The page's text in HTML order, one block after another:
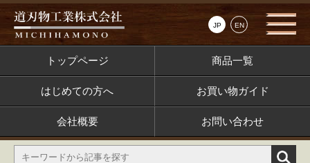
JP EN
トップページ 商品一覧
はじめての方へ お買い物ガイド
会社概要 お問い合わせ